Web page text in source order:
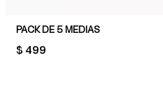
PACK DE 5 MEDIAS
PRICE:
$ 499